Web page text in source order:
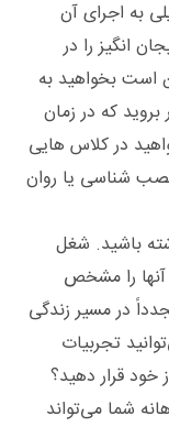
به اجرای آن
انگیز را در
است بخواهید به
که در زمان
در کلاس‌ هایی
شناسی یا روان‌
باشید. شغل
را مشخص
در مسیر زندگی
تجربیات
خود قرار دهید؟
شما می‌تواند